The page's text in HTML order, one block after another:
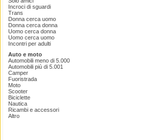
Incroci di sguardi
Trans
Donna cerca uomo
Donna cerca donna
Uomo cerca donna
Uomo cerca uomo
Incontri per adulti
Auto e moto
Automobili meno di 5.000
Automobili più di 5.001
Camper
Fuoristrada
Moto
Scooter
Biciclette
Nautica
Ricambi e accessori
Altro